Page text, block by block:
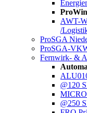
AWT-
/
ProSGA
ProSGA-
Fernwirk- &
@120
@250